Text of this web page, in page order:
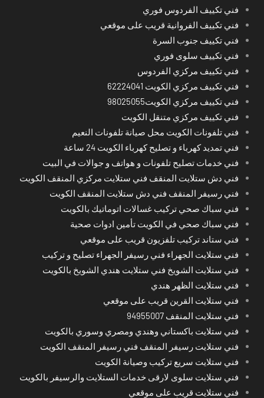
فني تكييف الفردوس فوري
فني تكييف الفروانية قريب على موقعي
فني تكييف جنوب السرة
فني تكييف سلوى فوري
فني تكييف مركزي الفردوس
فني تكييف مركزي الكويت 62224041
فني تكييف مركزي الكويت98025055
فني تكييف مركزي متنقل الكويت
فني تلفونات الكويت محل صيانة تلفونات النعيم
فني تمديد كهرباء و تصليح كهرباء الكويت 24 ساعة
فني خدمات تصليح تلفونات و هواتف و جوالات في البيت
فني دش ستلايت المنقف فني ستلايت مركزي المنقف الكويت
فني رسيفر المنقف فني دش ستلايت المنقف الكويت
فني سباك صحي تركيب غسالات اتوماتيك بالكويت
فني سباك صحي في الكويت تأمين ادوات صحية
فني ستاند تركيب تلفزيون قريب على موقعي
فني ستلايت الجهراء فني رسيفر الجهراء تصليح و تركيب
فني ستلايت الشويخ فني ستلايت هندي الشويخ بالكويت
فني ستلايت الظهر هندي
فني ستلايت القرين قريب على موقعي
فني ستلايت المنقف 94955007
فني ستلايت باكستاني وهندي ومصري وسوري بالكويت
فني ستلايت رسيفر المنقف فني رسيفر المنقف الكويت
فني ستلايت سريع تركيب وصيانة الكويت
فني ستلايت سلوى لارقى خدمات الستلايت والرسيفر بالكويت
فني ستلايت قريب على موقعي